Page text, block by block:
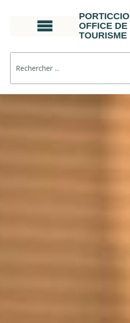
PORTICCIO
OFFICE DE
TOURISME